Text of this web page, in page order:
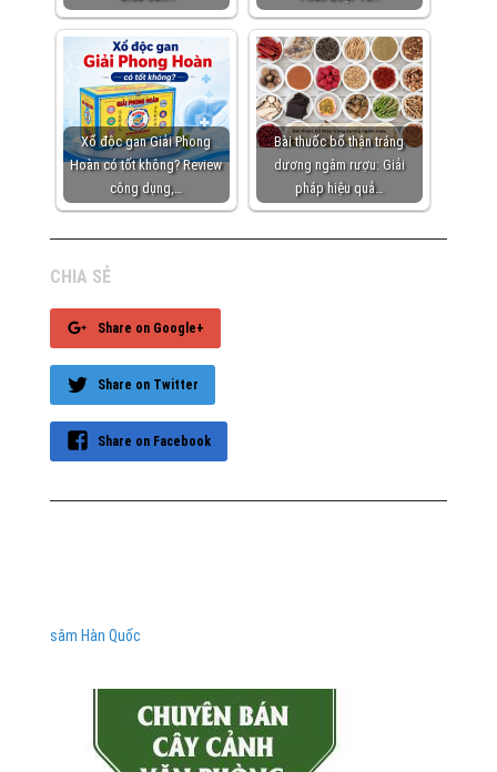
Xổ độc gan Giải Phong
Hoàn có tốt không? Review
công dụng,…
Bài thuốc bổ thận tráng
dương ngâm rượu: Giải
pháp hiệu quả…
CHIA SẺ
Share on Google+
Share on Twitter
Share on Facebook
sâm Hàn Quốc